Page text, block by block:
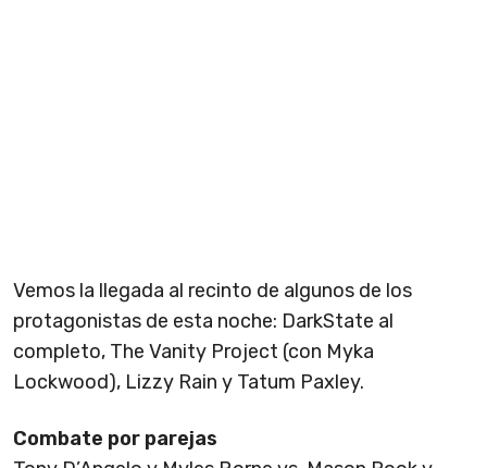
Vemos la llegada al recinto de algunos de los
protagonistas de esta noche: DarkState al
completo, The Vanity Project (con Myka
Lockwood), Lizzy Rain y Tatum Paxley.
Combate por parejas